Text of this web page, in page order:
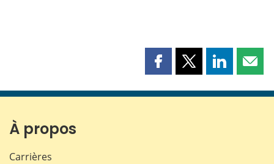
Partager
page
Partager
page
Partager
page page
À propos
Carrières